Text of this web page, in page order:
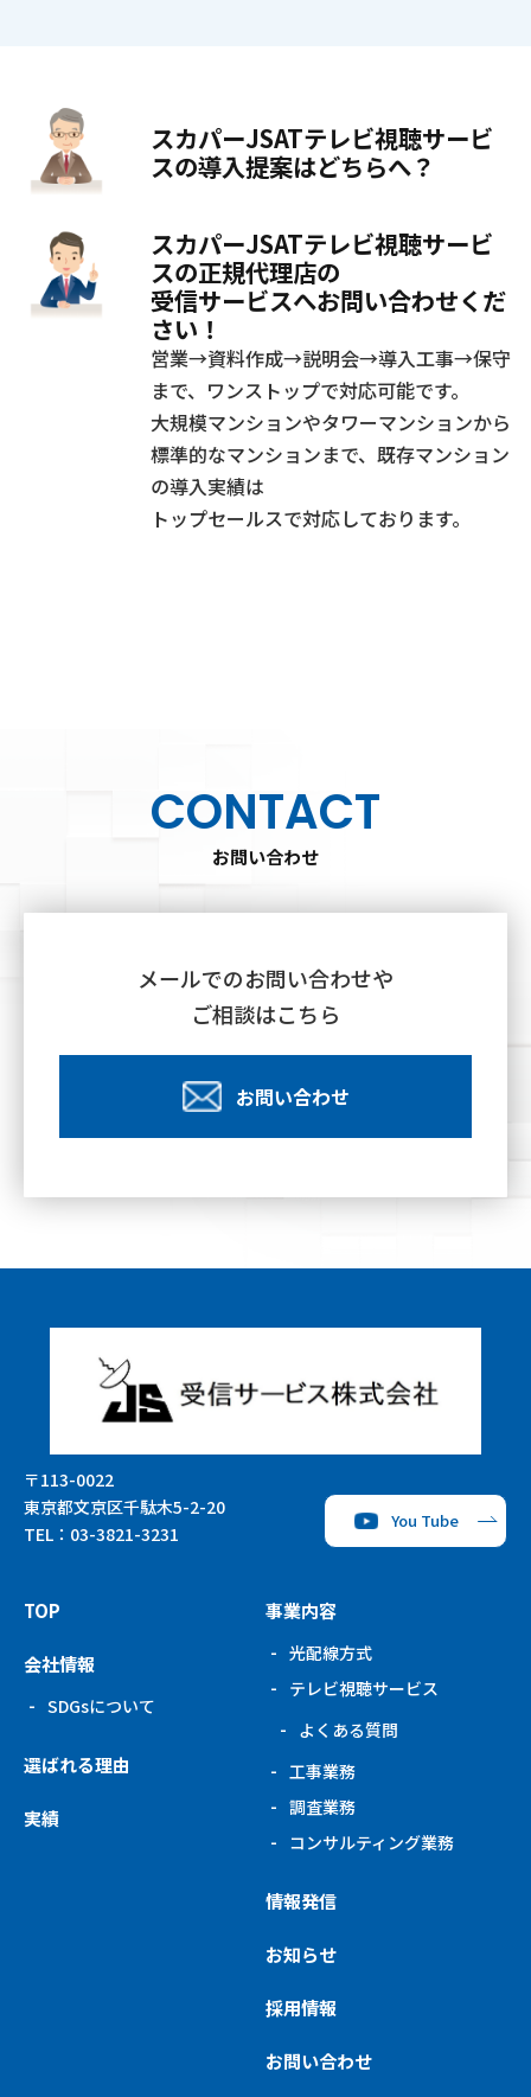
スカパーJSATテレビ視聴サービ
スの導入提案はどちらへ？
スカパーJSATテレビ視聴サービ
スの正規代理店の
受信サービスへお問い合わせくだ
さい！
営業→資料作成→説明会→導入工事→保守
まで、ワンストップで対応可能です。
大規模マンションやタワーマンションから
標準的なマンションまで、既存マンション
の導入実績は
トップセールスで対応しております。
CONTACT
お問い合わせ
メールでのお問い合わせや
ご相談はこちら
お問い合わせ
〒113-0022
東京都文京区千駄木5-2-20
TEL： 03-3821-3231
You Tube
TOP
会社情報
SDGsについて
選ばれる理由
実績
事業内容
光配線方式
テレビ視聴サービス
よくある質問
工事業務
調査業務
コンサルティング業務
情報発信
お知らせ
採用情報
お問い合わせ